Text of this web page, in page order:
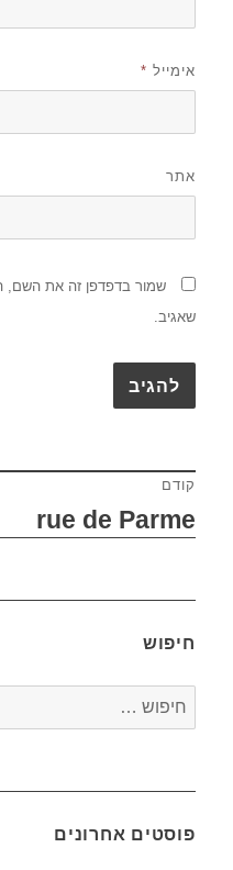
אימייל *
אתר
שמור בדפדפן זה את השם,
שאגיב.
ניווט
קודם
הפוסט
rue de Parme
הפוסט
חיפוש
חפש:
פוסטים אחרונים